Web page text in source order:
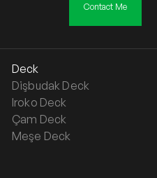
Contact Me
Deck
Dişbudak Deck
Iroko Deck
Çam Deck
Meşe Deck